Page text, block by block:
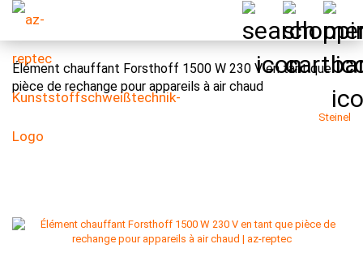
Élément chauffant Forsthoff 1500 W 230 V en tant que
pièce de rechange pour appareils à air chaud
Steinel